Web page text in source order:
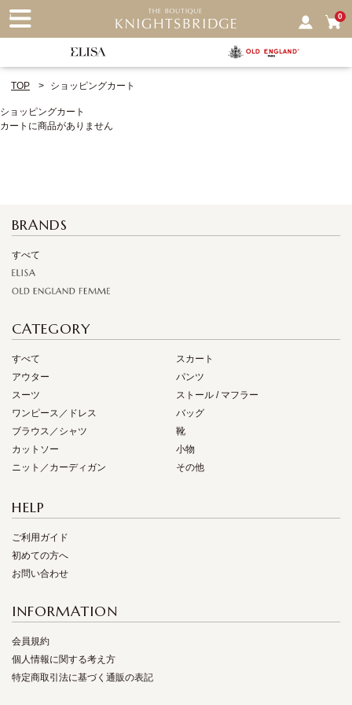
0
TOP ショッピングカート
ショッピングカート
カートに商品がありません
BRANDS
すべて
CATEGORY
すべて
アウター
スーツ
ワンピース／ドレス
ブラウス／シャツ
カットソー
ニット／カーディガン
スカート
パンツ
ストール / マフラー
バッグ
靴
小物
その他
HELP
ご利用ガイド
初めての方へ
お問い合わせ
INFORMATION
会員規約
個人情報に関する考え方
特定商取引法に基づく通販の表記